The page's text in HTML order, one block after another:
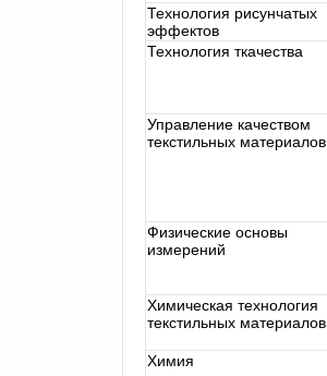
Технология рисунчатых
эффектов
Технология ткачества
Управление качеством
текстильных материалов
Физические основы
измерений
Химическая технология
текстильных материалов
Химия